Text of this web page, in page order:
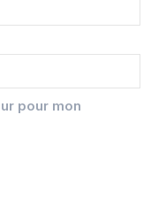
pour mon